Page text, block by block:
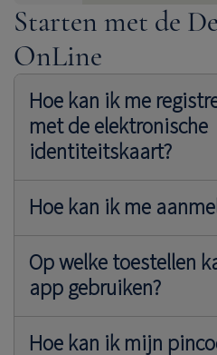
Starten met de
OnLine
Hoe kan ik me
met de elektronische
identiteitskaart?
handleiding.
1. Installeer de itsme®-app
Hoe kan ik me
Op welke toestellen
app gebruiken?
Hoe kan ik mijn